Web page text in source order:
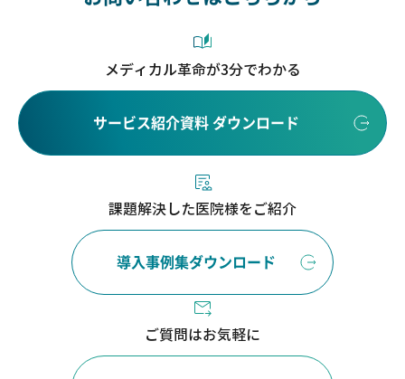
メディカル革命が3分でわかる
サービス紹介資料 ダウンロード
課題解決した医院様をご紹介
導入事例集ダウンロード
ご質問はお気軽に